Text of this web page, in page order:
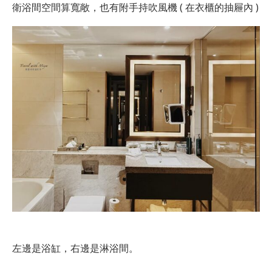
衛浴間空間算寬敞，也有附手持吹風機 ( 在衣櫃的抽屜內 )
左邊是浴缸，右邊是淋浴間。